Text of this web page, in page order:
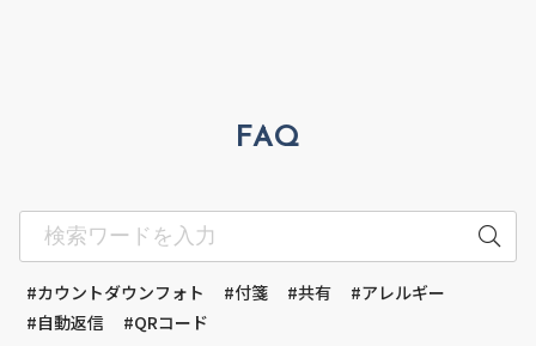
FAQ
#カウントダウンフォト #付箋 #共有
#アレルギー
#自動返信
#QRコード